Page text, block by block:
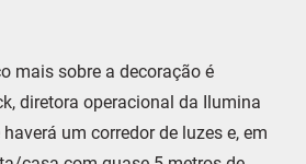
mais sobre a decoração é
diretora operacional da Ilumina
um corredor de luzes e, em